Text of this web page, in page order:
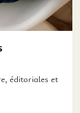
éditoriales et